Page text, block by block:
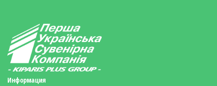
Информация